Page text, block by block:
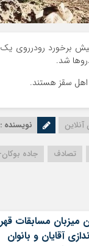
سقز هستند.
آنلاین نویسنده :
تصادف جاده
میزبان مسابقات
آقایان و بانوان